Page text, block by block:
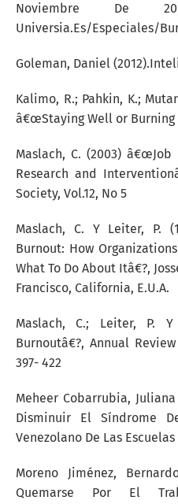
Noviembre De
Universia.Es/Especiales/
Goleman, Daniel
Kalimo, R.; Pahkin, K.;
â€œStaying Well or Burning
Maslach, C. (2003)
Research and
Society, Vol.12, No 5
Maslach, C. Y Leiter, P.
Burnout: How
What To Do About Itâ€?,
Francisco, California, E.U.A.
Maslach, C.; Leiter, P.
Burnoutâ€?, Annual
397- 422
Meheer Cobarrubia,
Disminuir El Síndrome
Venezolano De Las
Moreno Jiménez,
Quemarse Por El